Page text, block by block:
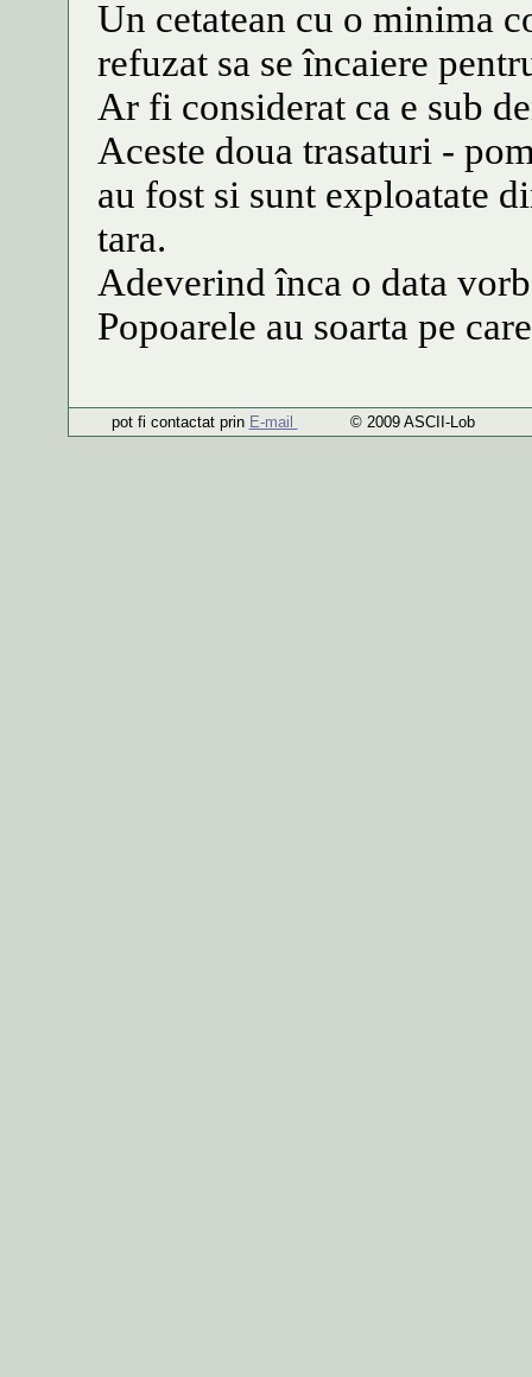
Un cetatean cu o minima
refuzat sa se încaiere
Ar fi considerat ca e sub
Aceste doua trasaturi -
au fost si sunt exploatate
tara.
Adeverind înca o data
Popoarele au soarta pe
pot fi contactat prin E-mail © 2009 ASCII-Lob